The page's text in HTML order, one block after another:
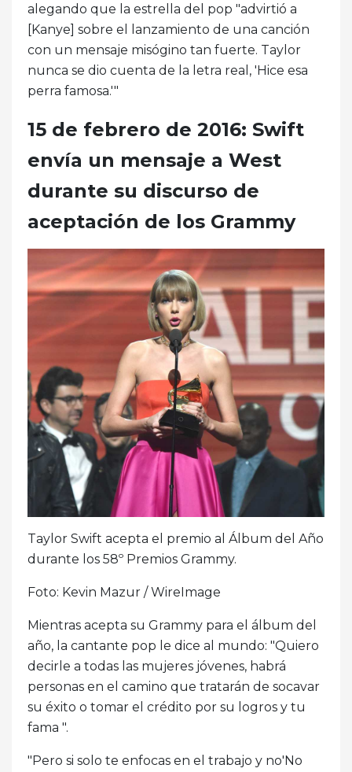
alegando que la estrella del pop "advirtió a
[Kanye] sobre el lanzamiento de una canción
con un mensaje misógino tan fuerte. Taylor
nunca se dio cuenta de la letra real, 'Hice esa
perra famosa.'"
15 de febrero de 2016: Swift
envía un mensaje a West
durante su discurso de
aceptación de los Grammy
Taylor Swift acepta el premio al Álbum del Año
durante los 58º Premios Grammy.
Foto: Kevin Mazur / WireImage
Mientras acepta su Grammy para el álbum del
año, la cantante pop le dice al mundo: "Quiero
decirle a todas las mujeres jóvenes, habrá
personas en el camino que tratarán de socavar
su éxito o tomar el crédito por su logros y tu
fama ".
"Pero si solo te enfocas en el trabajo y no'No